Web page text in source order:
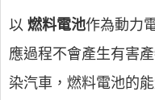
以 燃料電池作為動力
應過程不會產生有害
染汽車，燃料電池的